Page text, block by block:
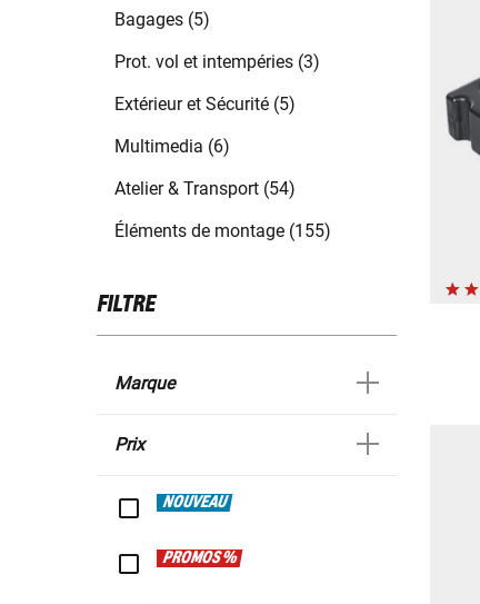
Bagages (5)
Prot. vol et intempéries (3)
Extérieur et Sécurité (5)
Multimedia (6)
Atelier & Transport (54)
Éléments de montage (155)
FILTRE
Marque
Prix
NOUVEAU
PROMOS %